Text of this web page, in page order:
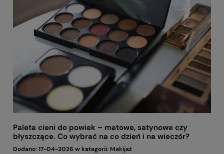
Paleta cieni do powiek – matowe, satynowe czy
błyszczące. Co wybrać na co dzień i na wieczór?
Dodano:17-04-2026 w kategorii: Makijaż